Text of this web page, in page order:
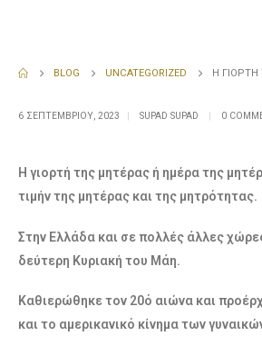
BLOG UNCATEGORIZED H
6 ΣΕΠΤΕΜΒΡΊΟΥ, 2023 SUPAD SUPAD 0
Η γιορτή της μητέρας ή ημέρα της
τιμήν της μητέρας και της μητρότητας.
Στην Ελλάδα και σε πολλές άλλες
δεύτερη Κυριακή του Μάη.
Καθιερώθηκε τον 20ό αιώνα και
και το αμερικανικό κίνημα των